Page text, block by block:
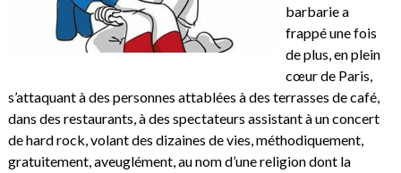
barbarie a
frappé une fois
de plus, en plein
cœur de Paris,
s’attaquant à des personnes attablées à des terrasses de café,
dans des restaurants, à des spectateurs assistant à un concert
de hard rock, volant des dizaines de vies, méthodiquement,
gratuitement, aveuglément, au nom d’une religion dont la